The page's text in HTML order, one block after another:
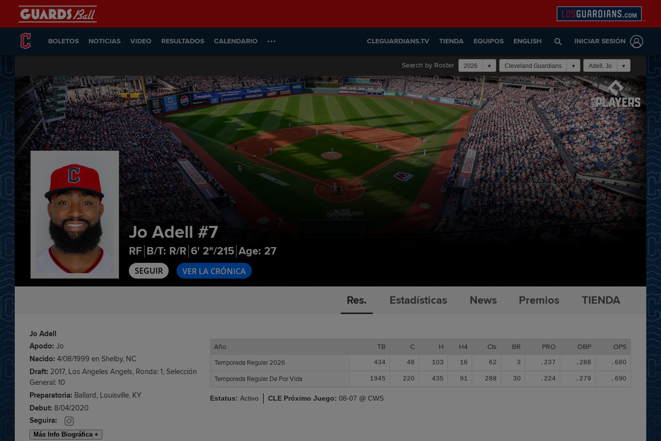
BOLETOS NOTICIAS VIDEO RESULTADOS CALENDARIO CLEGUARDIANS.TV TIENDA EQUIPOS ENGLISH INICIAR SESIÓN
Search by Roster 2026 Cleveland Guardians Adell, Jo
Jo Adell #7
RF B/T: R/R 6' 2"/215 Age: 27
SEGUIR VER LA CRÓNICA
Res. Estadísticas News Premios TIENDA
Jo Adell
Apodo: Jo
Nacido: 4/08/1999 en Shelby, NC
Draft: 2017, Los Angeles Angels, Ronda: 1, Selección
General: 10
Preparatoria: Ballard, Louisville, KY
Debut: 8/04/2020
Seguira:
Más Info Biográfica +
Año TB C H H4 CIs BR PRO OBP OPS
Temporada Regular 2026 434 48 103 16 62 3 .237 .288 .680
Temporada Regular De Por Vida 1945 220 435 91 288 30 .224 .279 .690
Año
Temporada Regular 2026
Temporada Regular De Por Vida
Estatus:Activo CLE Próximo Juego: 08-07 @ CWS